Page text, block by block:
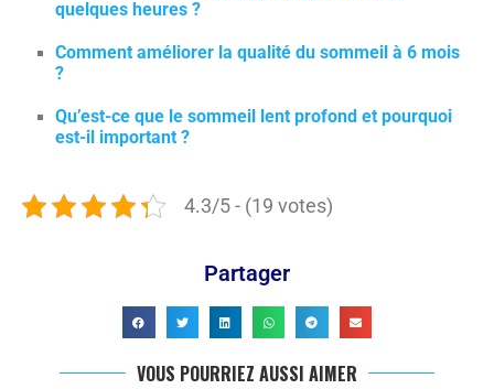
quelques heures ?
Comment améliorer la qualité du sommeil à 6 mois
?
Qu’est-ce que le sommeil lent profond et pourquoi
est-il important ?
4.3/5 - (19 votes)
Partager
VOUS POURRIEZ AUSSI AIMER